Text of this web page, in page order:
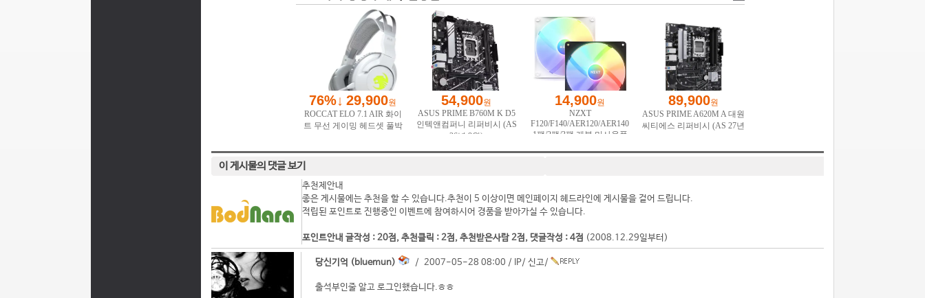
이 게시물의 댓글 보기
추천제안내
좋은 게시물에는 추천을 할 수 있습니다.추천이 5 이상이면 메인페이지 헤드라인에 게시물을 걸어 드립니다.
적립된 포인트로 진행중인 이벤트에 참여하시어 경품을 받아가실 수 있습니다.
포인트안내 글작성 : 20점, 추천클릭 : 2점, 추천받은사람 2점, 댓글작성 : 4점 (2008.12.29일부터)
당신기억 (bluemun) / 2007-05-28 08:00 / IP/ 신고/
출석부인줄 알고 로그인했습니다.ㅎㅎ